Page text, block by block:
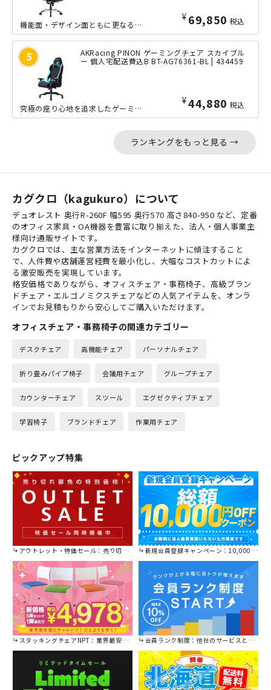
¥ 69,850 税込
機能面・デザイン面ともに更なる進化を遂げた、AKRacing（エーケーレーシング...
AKRacing PINON ゲーミングチェア スカイブル
ー 個人宅配送費込B BT-AG76361-BL | 434459
¥44,880 税込
究極の座り心地を追求したゲーミングチェア、AKRacing（エーケーレーシング）...
ランキングをもっと見る →
カグクロ（kagukuro）について
デュオレスト 奥行R-260F 幅595 奥行570 高さ840-950 など、定番
のオフィス家具・OA機器を豊富に取り揃えた、法人・個人事業主
様向け通販サイトです。
カグクロでは、主な営業方法をインターネットに傾注すること
で、人件費や店舗運営経費を最小化し、大幅なコストカットによ
る激安販売を実現しています。
格安価格でありながら、オフィスチェア・事務椅子、高級ブラン
ドチェア・エルゴノミクスチェアなどの人気アイテムを、オンラ
インでお見積もりから安心してご購入いただけます。
オフィスチェア・事務椅子の関連カテゴリー
デスクチェア 高機能チェア パーソナルチェア
折り畳みパイプ椅子 会議用チェア グループチェア
カウンターチェア スツール エグゼクティブチェア
学習椅子 ブランドチェア 作業用チェア
ピックアップ特集
アウトレット・特価セール：売り切れ御免の特別価格！ 新規会員登録キャンペーン：10,000円OFFクーポン進呈中！
スタッキングチェアNPT：業界最安値に挑戦！ 会員ランク制度：他社のサービスと比較してください。